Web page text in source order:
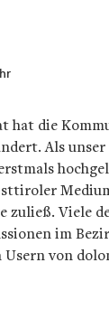
hat die
Als
zuließ. Viele
im
Usern von